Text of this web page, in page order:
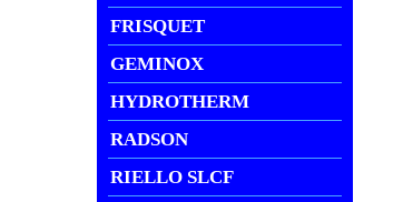
FRISQUET
GEMINOX
HYDROTHERM
RADSON
RIELLO SLCF